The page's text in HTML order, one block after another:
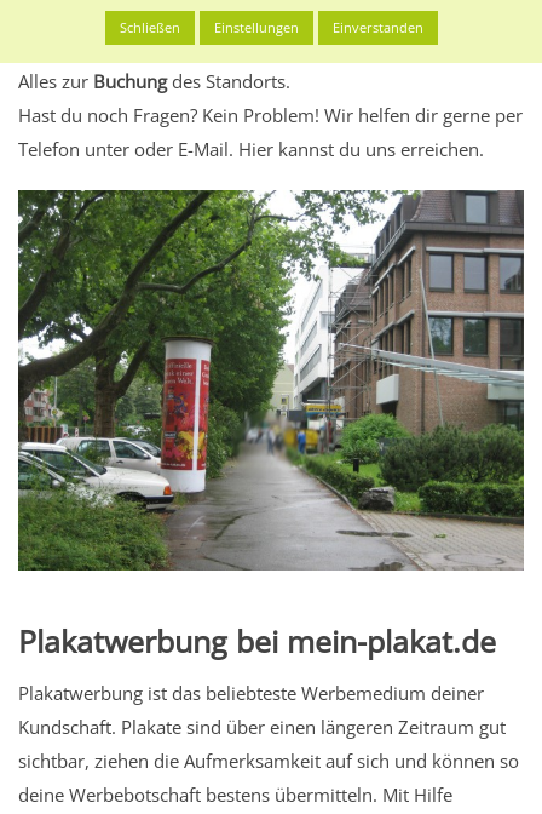
Werbeinhalten informieren.
Alles klar? Dann findest du direkt im unteren Teil dieser Seite
Alles zur Buchungdes Standorts.
Hast du noch Fragen? Kein Problem! Wir helfen dir gerne per
Telefon unter oder E-Mail. Hier kannst du uns erreichen.
Plakatwerbung bei mein-plakat.de
Plakatwerbung ist das beliebteste Werbemedium deiner
Kundschaft. Plakate sind über einen längeren Zeitraum gut
sichtbar, ziehen die Aufmerksamkeit auf sich und können so
deine Werbebotschaft bestens übermitteln. Mit Hilfe
Schließen Einstellungen Einverstanden